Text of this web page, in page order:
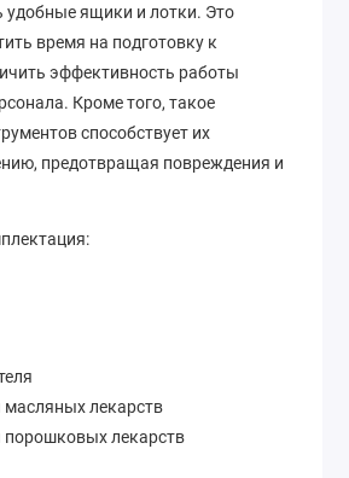
удобные ящики и лотки. Это
время на подготовку к
эффективность работы
Кроме того, такое
способствует их
предотвращая повреждения и
лекарств
порошковых лекарств